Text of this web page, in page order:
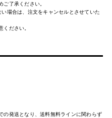
了承ください。
場合は、注文をキャンセルとさせていた
ださい。
の発送となり、送料無料ラインに関わらず